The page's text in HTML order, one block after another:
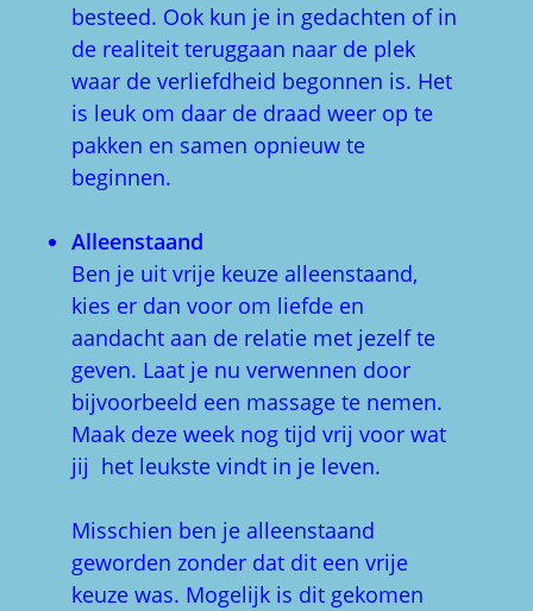
besteed. Ook kun je in gedachten of in
de realiteit teruggaan naar de plek
waar de verliefdheid begonnen is. Het
is leuk om daar de draad weer op te
pakken en samen opnieuw te
beginnen.
Alleenstaand
Ben je uit vrije keuze alleenstaand,
kies er dan voor om liefde en
aandacht aan de relatie met jezelf te
geven. Laat je nu verwennen door
bijvoorbeeld een massage te nemen.
Maak deze week nog tijd vrij voor wat
jij het leukste vindt in je leven.
Misschien ben je alleenstaand
geworden zonder dat dit een vrije
keuze was. Mogelijk is dit gekomen